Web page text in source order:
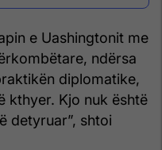
e Uashingtonit me
ndërsa
diplomatike,
kthyer. Kjo nuk është
detyruar”, shtoi